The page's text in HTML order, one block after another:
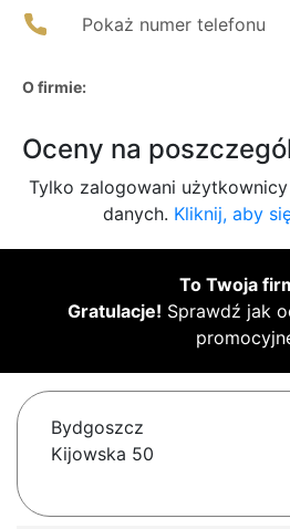
Pokaż numer telefonu
O firmie:
Oceny na
Tylko zalogowani
danych. Kliknij, aby
To Twoja
Gratulacje! Sprawdź jak
Bydgoszcz
Kijowska 50